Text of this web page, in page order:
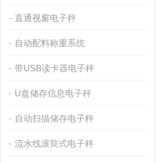
直通视窗电子秤
自动配料称重系统
带USB读卡器电子秤
U盘储存信息电子秤
自动扫描储存电子秤
流水线滚筒式电子秤